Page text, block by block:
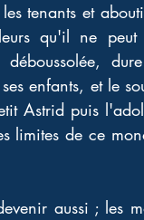
tenants et
qu'il ne peut
enfants, et le
Astrid puis
limites de ce
aussi ; les